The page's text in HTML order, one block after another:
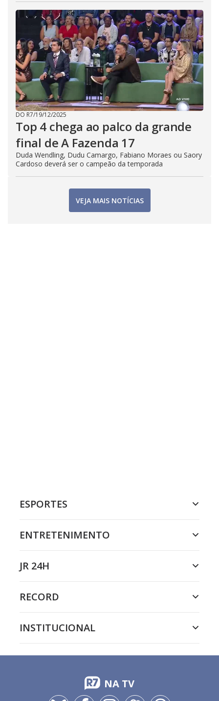
DO R7/19/12/2025
Top 4 chega ao palco da grande
final de A Fazenda 17
Duda Wendling, Dudu Camargo, Fabiano Moraes ou Saory
Cardoso deverá ser o campeão da temporada
VEJA MAIS NOTÍCIAS
ESPORTES
ENTRETENIMENTO
JR 24H
RECORD
INSTITUCIONAL
NA TV